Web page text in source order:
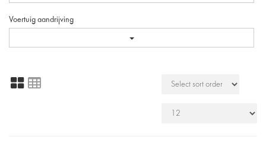
Voertuig aandrijving